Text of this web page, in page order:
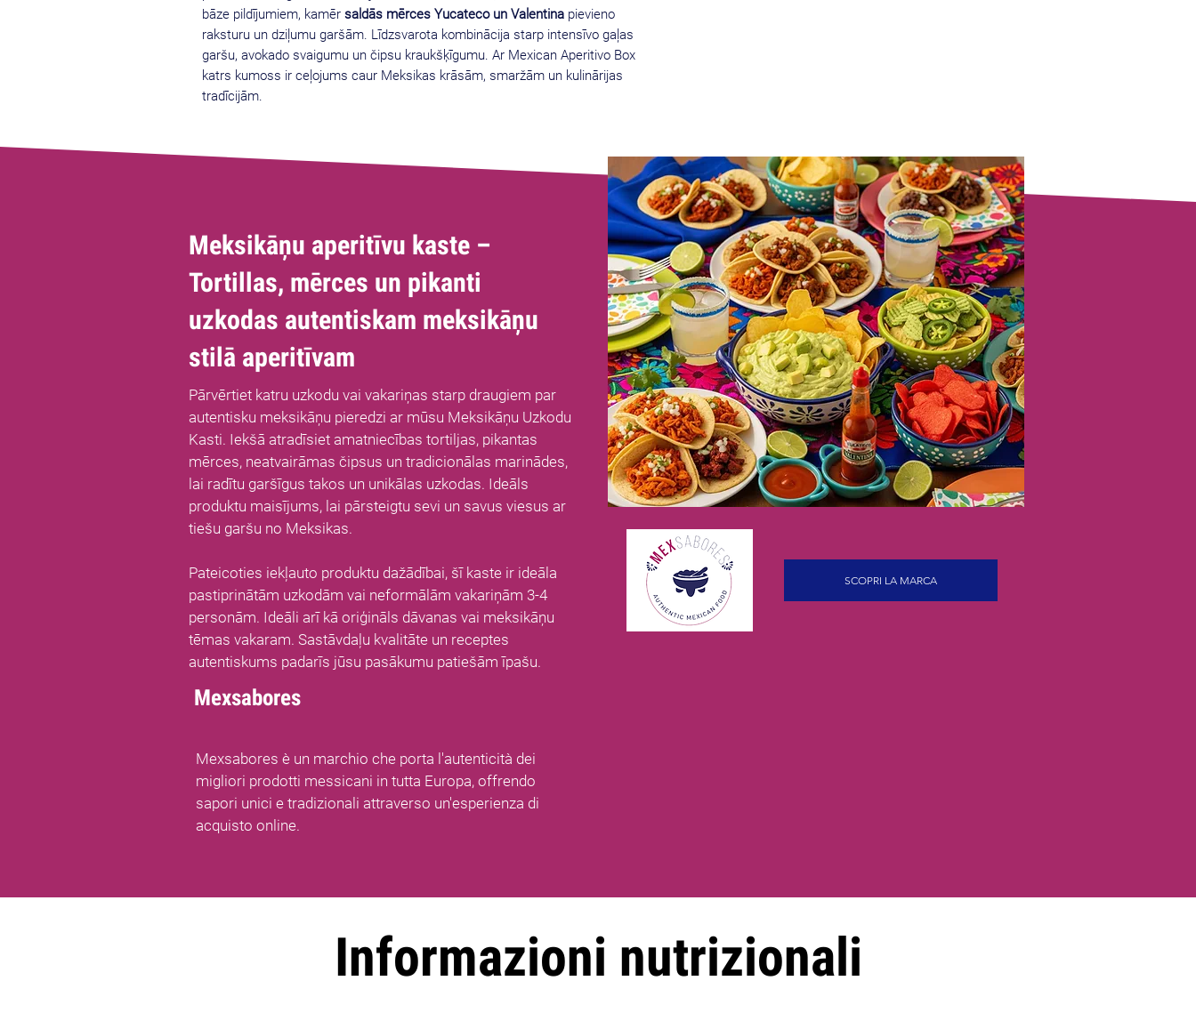
bāze pildījumiem, kamēr saldās mērces Yucateco un Valentina pievieno
raksturu un dziļumu garšām. Līdzsvarota kombinācija starp intensīvo gaļas
garšu, avokado svaigumu un čipsu kraukšķīgumu. Ar Mexican Aperitivo Box
katrs kumoss ir ceļojums caur Meksikas krāsām, smaržām un kulinārijas
tradīcijām.
Meksikāņu aperitīvu kaste –
Tortillas, mērces un pikanti
uzkodas autentiskam meksikāņu
stilā aperitīvam
Pārvērtiet katru uzkodu vai vakariņas starp draugiem par
autentisku meksikāņu pieredzi ar mūsu Meksikāņu Uzkodu
Kasti. Iekšā atradīsiet amatniecības tortiljas, pikantas
mērces, neatvairāmas čipsus un tradicionālas marinādes,
lai radītu garšīgus takos un unikālas uzkodas. Ideāls
produktu maisījums, lai pārsteigtu sevi un savus viesus ar
tiešu garšu no Meksikas.
Pateicoties iekļauto produktu dažādībai, šī kaste ir ideāla
pastiprinātām uzkodām vai neformālām vakariņām 3-4
personām. Ideāli arī kā oriģināls dāvanas vai meksikāņu
tēmas vakaram. Sastāvdaļu kvalitāte un receptes
autentiskums padarīs jūsu pasākumu patiešām īpašu.
Mexsabores
Mexsabores è un marchio che porta l'autenticità dei
migliori prodotti messicani in tutta Europa, offrendo
sapori unici e tradizionali attraverso un'esperienza di
acquisto online.
SCOPRI LA MARCA
Informazioni nutrizionali